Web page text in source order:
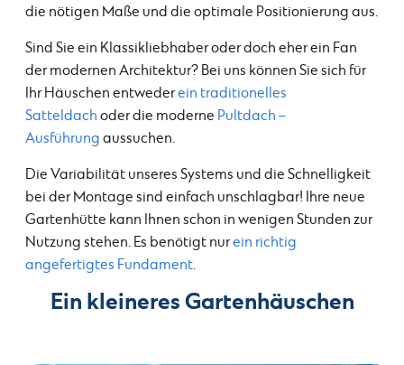
die nötigen Maße und die optimale Positionierung aus.
Sind Sie ein Klassikliebhaber oder doch eher ein Fan
der modernen Architektur? Bei uns können Sie sich für
Ihr Häuschen entwederein traditionelles
Satteldach oder die moderne Pultdach –
Ausführung aussuchen.
Die Variabilität unseres Systems und die Schnelligkeit
bei der Montage sind einfach unschlagbar! Ihre neue
Gartenhütte kann Ihnen schon in wenigen Stunden zur
Nutzung stehen. Es benötigt nurein richtig
angefertigtes Fundament.
Ein kleineres Gartenhäuschen